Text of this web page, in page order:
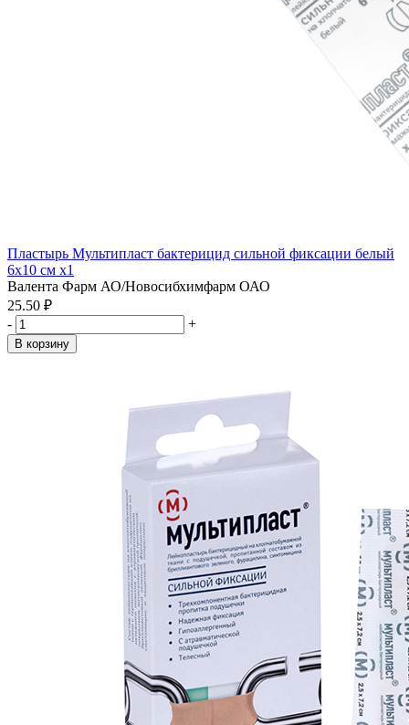
Пластырь Мультипласт бактерицид сильной фиксации белый
6х10 см x1
Валента Фарм АО/Новосибхимфарм ОАО
25.50 ₽
-
+
В корзину